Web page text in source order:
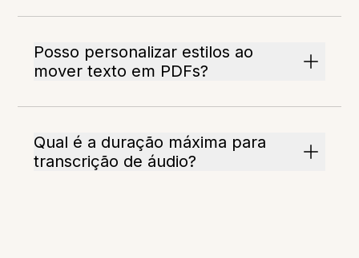
Posso personalizar estilos ao
mover texto em PDFs?
Qual é a duração máxima para
transcrição de áudio?